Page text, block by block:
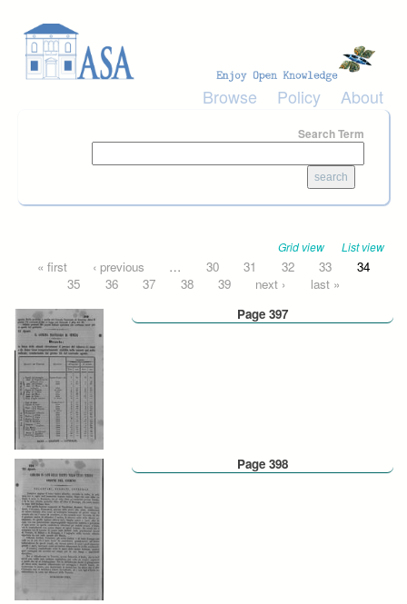
Browse Policy About
Search Term
Grid view List view
Pages
« first ‹ previous … 30 31 32 33
34
35
36 37 38 39 next ›
last »
Page 397
Page 398